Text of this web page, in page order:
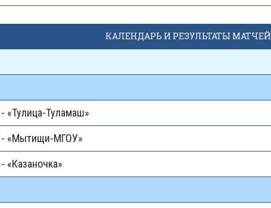
КАЛЕНДАРЬ И РЕЗУЛЬТАТЫ МАТЧЕЙ
Туламаш»
«Мытищи-МГОУ»